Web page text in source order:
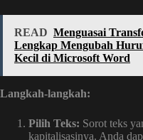
READ Menguasai
Lengkap Mengubah
Kecil di Microsoft Word
Langkah-langkah:
Pilih Teks: Sorot teks
kapitalisasinya. Anda